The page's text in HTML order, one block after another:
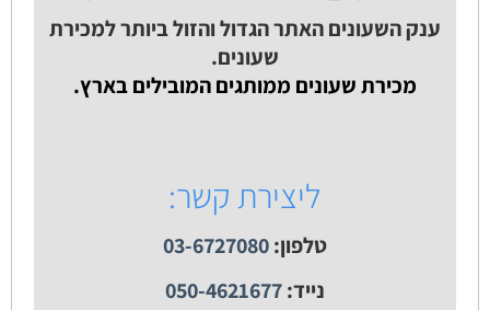
ענק השעונים האתר הגדול והזול ביותר למכירת
שעונים.
מכירת שעונים ממותגים המובילים בארץ.
ליצירת קשר:
טלפון:03-6727080
נייד:050-4621677